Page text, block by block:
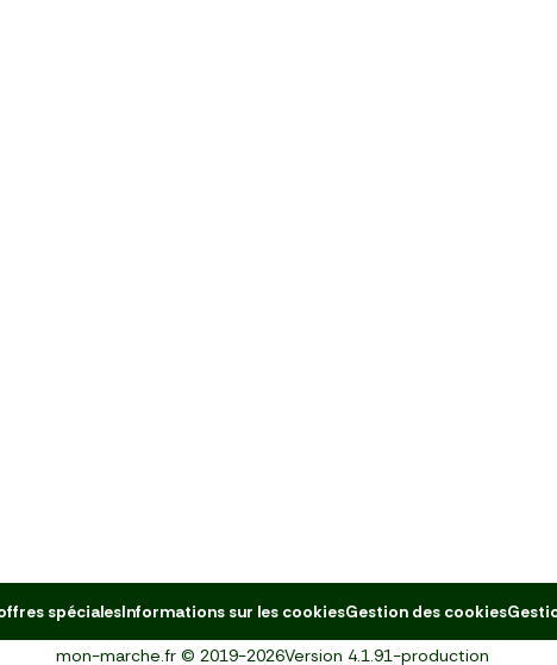
spécialesInformations sur les cookiesGestion des cookies
mon-marche.fr © 2019-2026Version 4.1.91-production